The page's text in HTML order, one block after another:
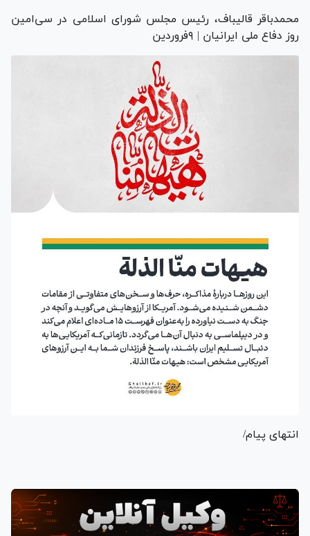
محمدباقر قالیباف، رئیس مجلس شورای اسلامی در سی‌امین
روز دفاع ملی ایرانیان | ۹فروردین
انتهای پیام/